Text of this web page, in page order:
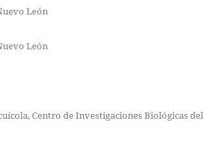
León
León
Centro de Investigaciones Biológicas del